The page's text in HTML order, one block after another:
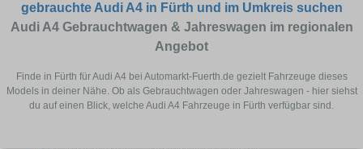
gebrauchte Audi A4 in Fürth und im Umkreis suchen
Audi A4 Gebrauchtwagen & Jahreswagen im regionalen
Angebot
Finde in Fürth für Audi A4 bei Automarkt-Fuerth.de gezielt Fahrzeuge dieses
Models in deiner Nähe. Ob als Gebrauchtwagen oder Jahreswagen - hier siehst
du auf einen Blick, welche Audi A4 Fahrzeuge in Fürth verfügbar sind.